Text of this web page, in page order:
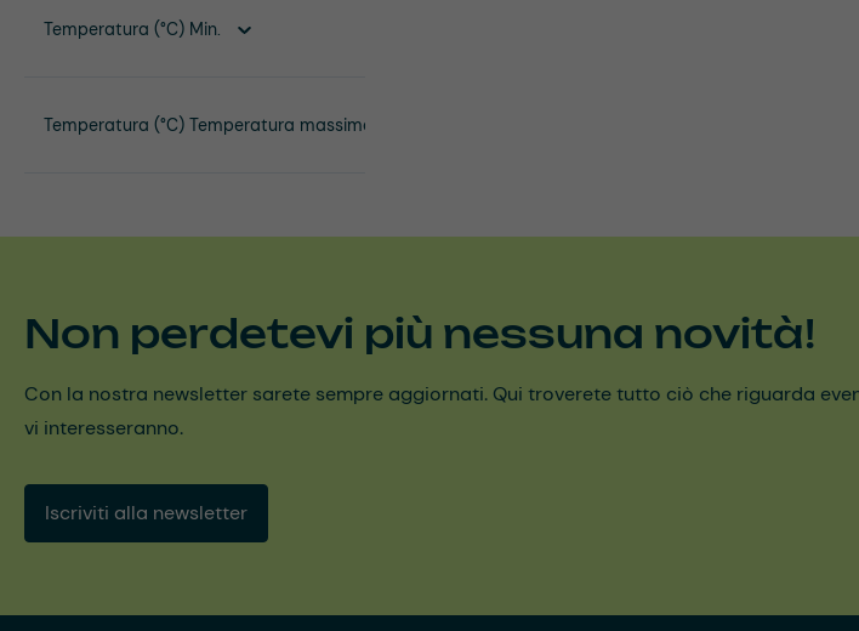
Temperatura (°C) Min.
Temperatura (°C) Temperatura massima
Non perdetevi più nessuna novità!
Con la nostra newsletter sarete sempre aggiornati. Qui troverete tutto ciò che riguarda
vi interesseranno.
Iscriviti alla newsletter